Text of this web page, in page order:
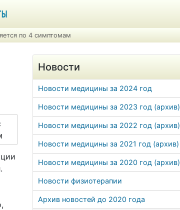
по 4 симптомам
Новости
Новости медицины за 2024 год
Новости медицины за 2023 год (архив)
Новости медицины за 2022 год (архив)
Новости медицины за 2021 год (архив)
Новости медицины за 2020 год (архив)
Новости физиотерапии
Архив новостей до 2020 года